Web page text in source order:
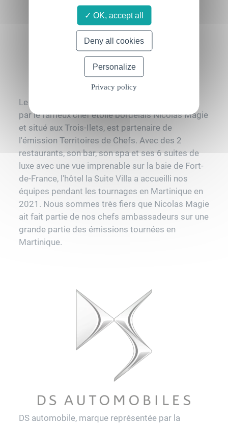
Le boutique hôtel 5 étoiles La Suite Villa, dirigé
par le fameux chef étoilé bordelais Nicolas Magie
et situé aux Trois-Ilets, est partenaire de
l'émission Territoires de Chefs. Avec des 2
restaurants, son bar, son spa et ses 6 suites de
luxe avec une vue imprenable sur la baie de Fort-
de-France, l'hôtel la Suite Villa a accueilli nos
équipes pendant les tournages en Martinique en
2021. Nous sommes très fiers que Nicolas Magie
ait fait partie de nos chefs ambassadeurs sur une
grande partie des émissions tournées en
Martinique.
DS automobile, marque représentée par la
OK, accept all
Deny all cookies
Personalize
Privacy policy